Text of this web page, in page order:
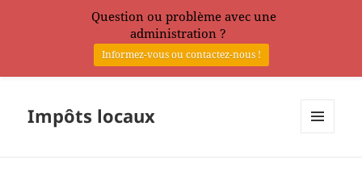
Impôts locaux
Question ou problème avec une
administration ?
Informez-vous ou contactez-nous !